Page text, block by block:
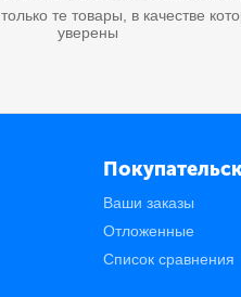
те товары, в качестве
уверены
Ваши заказы
Отложенные
Список сравнения